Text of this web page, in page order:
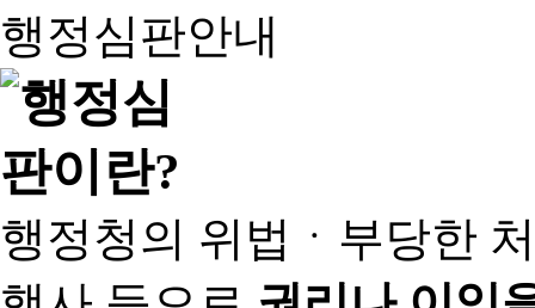
행정심판안내
행정청의 위법ㆍ부당한